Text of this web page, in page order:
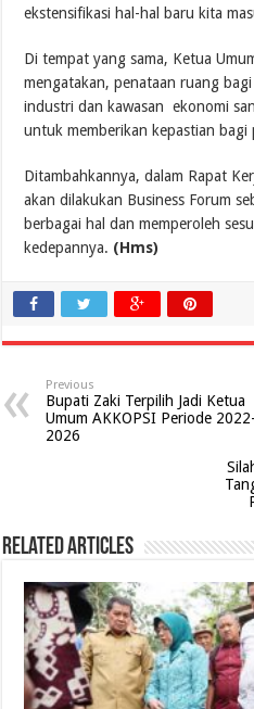
ekstensifikasi hal-hal baru kita
Di tempat yang sama, Ketua
mengatakan, penataan ruang
industri dan kawasan ekonomi
untuk memberikan kepastian bagi
Ditambahkannya, dalam Rapat
akan dilakukan Business Forum
berbagai hal dan memperoleh
kedepannya. (Hms)
Previous
Bupati Zaki Terpilih Jadi Ketua
Umum AKKOPSI Periode 2022-
2026
Related Articles